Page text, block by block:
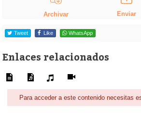
Archivar Enviar
Tweet Like WhatsApp
Enlaces relacionados
Para acceder a este contenido necesitas